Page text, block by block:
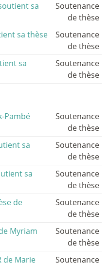
sa
Soutenance
de thèse
sa thèse
Soutenance
de thèse
sa
Soutenance
de thèse
Pambé
Soutenance
de thèse
sa
Soutenance
de thèse
sa
Soutenance
de thèse
de
Soutenance
de thèse
Myriam
Soutenance
de thèse
de Marie
Soutenance